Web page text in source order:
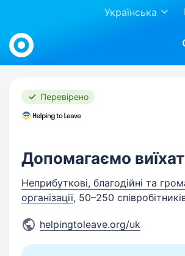
Українська
Work.ua
Перевірено
Допомагаємо
Неприбуткові, благодійні та
організації, 50–250
helpingtoleave.org/uk